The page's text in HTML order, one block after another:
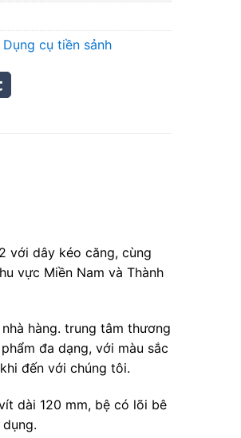
Dụng cụ tiền sảnh
với dây kéo căng, cùng
vực Miền Nam và Thành
hàng. trung tâm thương
đa dạng, với màu sắc
đến với chúng tôi.
dài 120 mm, bệ có lõi bê